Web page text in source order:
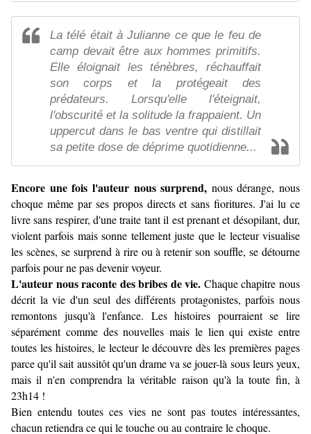
La télé était à Julianne ce que le feu de
camp devait être aux hommes primitifs.
Elle éloignait les ténèbres, réchauffait
son corps et la protégeait des
prédateurs. Lorsqu'elle l'éteignait,
l'obscurité et la solitude la frappaient. Un
uppercut dans le bas ventre qui distillait
sa petite dose de déprime quotidienne...
Encore une fois l'auteur nous surprend, nous dérange, nous
choque même par ses propos directs et sans fioritures. J'ai lu ce
livre sans respirer, d'une traite tant il est prenant et désopilant, dur,
violent parfois mais sonne tellement juste que le lecteur visualise
les scènes, se surprend à rire ou à retenir son souffle, se détourne
parfois pour ne pas devenir voyeur.
L'auteur nous raconte des bribes de vie. Chaque chapitre nous
décrit la vie d'un seul des différents protagonistes, parfois nous
remontons jusqu'à l'enfance. Les histoires pourraient se lire
séparément comme des nouvelles mais le lien qui existe entre
toutes les histoires, le lecteur le découvre dès les premières pages
parce qu'il sait aussitôt qu'un drame va se jouer-là sous leurs yeux,
mais il n'en comprendra la véritable raison qu'à la toute fin, à
23h14 !
Bien entendu toutes ces vies ne sont pas toutes intéressantes,
chacun retiendra ce qui le touche ou au contraire le choque.